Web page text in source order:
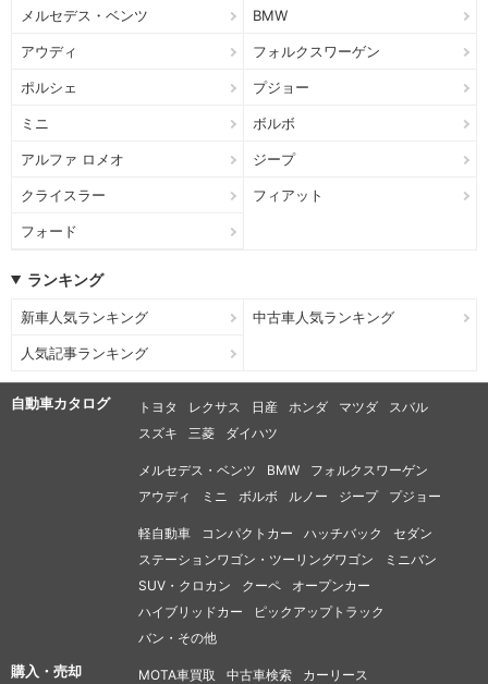
メルセデス・ベンツ BMW
アウディ フォルクスワーゲン
ポルシェ プジョー
ミニ ボルボ
アルファ ロメオ ジープ
クライスラー フィアット
フォード
ランキング
新車人気ランキング 中古車人気ランキング
人気記事ランキング
自動車カタログ トヨタ レクサス 日産 ホンダ マツダ
スバル
スズキ
三菱 ダイハツ
メルセデス・ベンツ BMW
フォルクスワーゲン
アウディ
ミニ ボルボ ルノー ジープ プジョー
軽自動車 コンパクトカー ハッチバック
セダン
ステーションワゴン・ツーリングワゴン
ミニバン
SUV・クロカン
クーペ
オープンカー
ハイブリッドカー
ピックアップトラック
バン・その他
購入・売却 MOTA車買取 中古車検索
カーリース